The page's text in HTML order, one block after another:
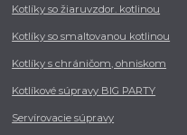
Kotlíky so žiaruvzdor. kotlinou
Kotlíky so smaltovanou kotlinou
Kotlíky s chráničom, ohniskom
Kotlíkové súpravy BIG PARTY
Servírovacie súpravy